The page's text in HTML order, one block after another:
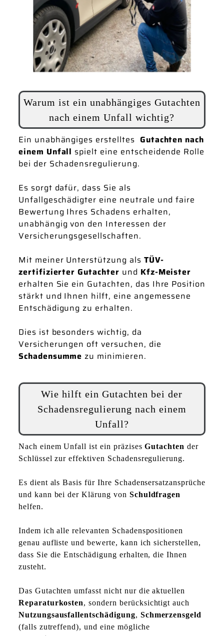
Warum ist ein unabhängiges Gutachten
nach einem Unfall wichtig?
Ein unabhängiges erstelltes Gutachten nach
einem Unfall spielt eine entscheidende Rolle
bei der Schadensregulierung.
Es sorgt dafür, dass Sie als
Unfallgeschädigter eine neutrale und faire
Bewertung Ihres Schadens erhalten,
unabhängig von den Interessen der
Versicherungsgesellschaften.
Mit meiner Unterstützung als TÜV-
zertifizierter Gutachter und Kfz-Meister
erhalten Sie ein Gutachten, das Ihre Position
stärkt und Ihnen hilft, eine angemessene
Entschädigung zu erhalten.
Dies ist besonders wichtig, da
Versicherungen oft versuchen, die
Schadensumme zu minimieren.
Wie hilft ein Gutachten bei der
Schadensregulierung nach einem
Unfall?
Nach einem Unfall ist ein präzises Gutachten der
Schlüssel zur effektiven Schadensregulierung.
Es dient als Basis für Ihre Schadensersatzansprüche
und kann bei der Klärung von Schuldfragen
helfen.
Indem ich alle relevanten Schadenspositionen
genau aufliste und bewerte, kann ich sicherstellen,
dass Sie die Entschädigung erhalten, die Ihnen
zusteht.
Das Gutachten umfasst nicht nur die aktuellen
Reparaturkosten, sondern berücksichtigt auch
Nutzungsausfallentschädigung, Schmerzensgeld
(falls zutreffend), und eine mögliche